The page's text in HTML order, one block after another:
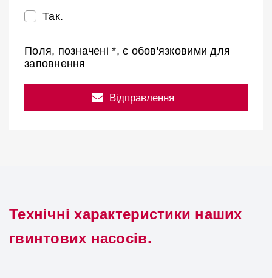
Так.
Поля, позначені *, є обов'язковими для
заповнення
Відправлення
Технічні характеристики наших
гвинтових насосів.